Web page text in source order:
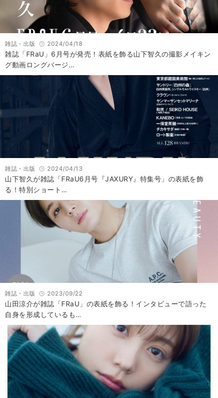
雑誌・出版 2024/04/18
雑誌「FRaU」6月号が発売！表紙を飾る山下智久の撮影メイキン
グ動画ロングバージ…
雑誌・出版 2024/04/13
山下智久が雑誌「FRaU6月号『JAXURY』特集号」の表紙を飾
る！特別ショート…
雑誌・出版 2023/09/22
山田涼介が雑誌「FRaU」の表紙を飾る！インタビューで語った
自身を形成しているも…